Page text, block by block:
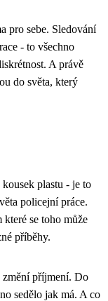
pro sebe. Sledování
- to všechno
A právě
do světa, který
plastu - je to
policejní práce.
které se toho může
příběhy.
změní příjmení. Do
sedělo jak má. A co